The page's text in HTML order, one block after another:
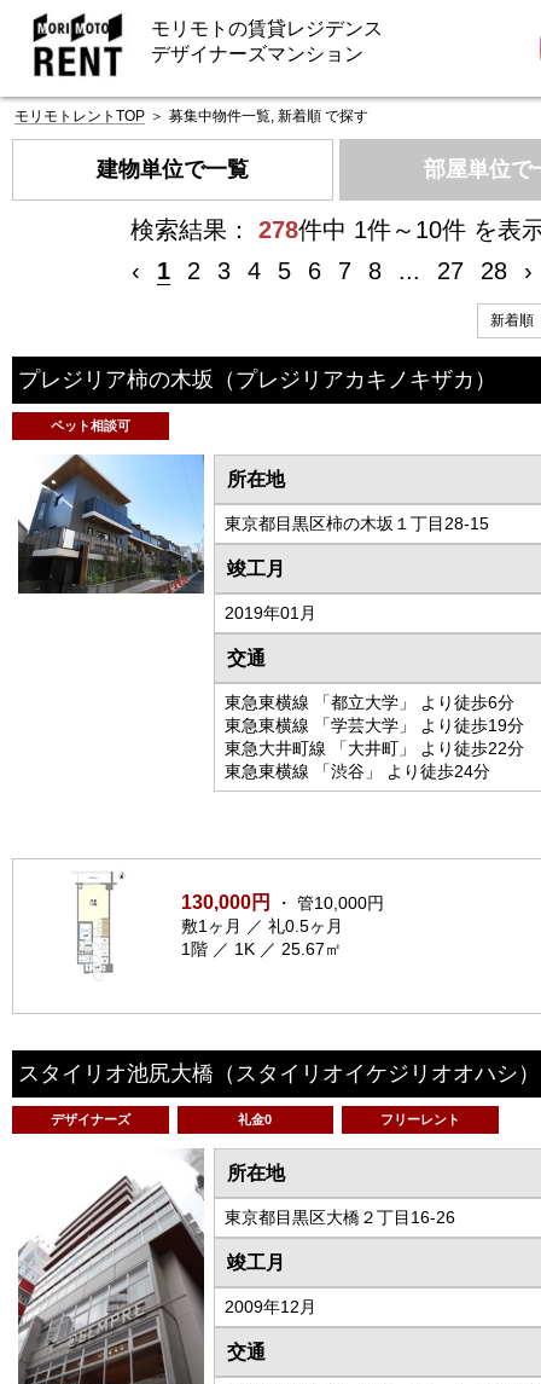
モリモトの賃貸レジデンス
デザイナーズマンション
モリモトレントTOP ＞ 募集中物件一覧, 新着順 で探す
建物単位で一覧 部屋単位で
検索結果： 278件中 1件～10件 を表
‹
1 2 3 4 5 6 7 8 ... 27 28 ›
プレジリア柿の木坂 （プレジリアカキノキザカ）
ペット相談可
所在地
東京都目黒区柿の木坂１丁目28-15
竣工月
2019年01月
交通
東急東横線 「都立大学」 より徒歩6分
東急東横線 「学芸大学」 より徒歩19分
東急大井町線 「大井町」 より徒歩22分
東急東横線 「渋谷」 より徒歩24分
130,000円
・ 管10,000円
敷1ヶ月 ／ 礼0.5ヶ月
1階 ／ 1K ／ 25.67㎡
スタイリオ池尻大橋 （スタイリオイケジリオオハシ）
デザイナーズ 礼金0 フリーレント
所在地
東京都目黒区大橋２丁目16-26
竣工月
2009年12月
交通